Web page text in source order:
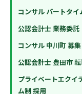
コンサル パートタ
公認会計士 業務委
コンサル 中川町 募集
公認会計士 豊田市
プライベートエクイ
ム制 採用